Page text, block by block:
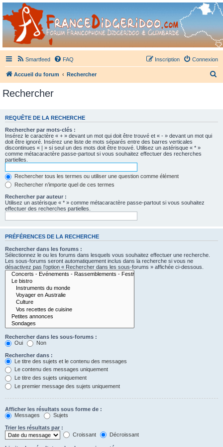
France Didgeridoo
Didgeridoo et Guimbarde sur France Didgeridoo - retrouvez la communauté.
Smartfeed FAQ Connexion
Inscription
Accueil du forum Rechercher
e
Rechercher
REQUÊTE DE LA RECHERCHE
Rechercher par mots-clés :
Insérez le caractère « + » devant un mot qui doit être trouvé et « - » devant un mot qui
doit être ignoré. Insérez une liste de mots séparés entre des barres verticales
discontinues « | » si seul un des mots doit être trouvé. Utilisez un astérisque « * »
comme métacaractère passe-partout si vous souhaitez effectuer des recherches
partielles.
Rechercher tous les termes ou utiliser une question comme élément
Rechercher n’importe quel de ces termes
Rechercher par auteur :
Utilisez un astérisque « * » comme métacaractère passe-partout si vous souhaitez
effectuer des recherches partielles.
PRÉFÉRENCES DE LA RECHERCHE
Rechercher dans les forums :
Sélectionnez le ou les forums dans lesquels vous souhaitez effectuer une recherche.
Les sous-forums seront automatiquement inclus dans la recherche si vous ne
désactivez pas l’option « Rechercher dans les sous-forums » affichée ci-dessous.
Rechercher dans les sous-forums :
Oui
Non
Rechercher dans :
Le titre des sujets et le contenu des messages
Le contenu des messages uniquement
Le titre des sujets uniquement
Le premier message des sujets uniquement
Afficher les résultats sous forme de :
Messages
Sujets
Trier les résultats par :
Croissant
Décroissant